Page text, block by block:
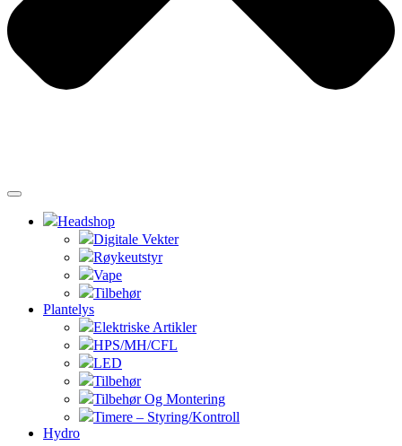
Headshop
Digitale Vekter
Røykeutstyr
Vape
Tilbehør
Plantelys
Elektriske Artikler
HPS/MH/CFL
LED
Tilbehør
Tilbehør Og Montering
Timere – Styring/Kontroll
Hydro